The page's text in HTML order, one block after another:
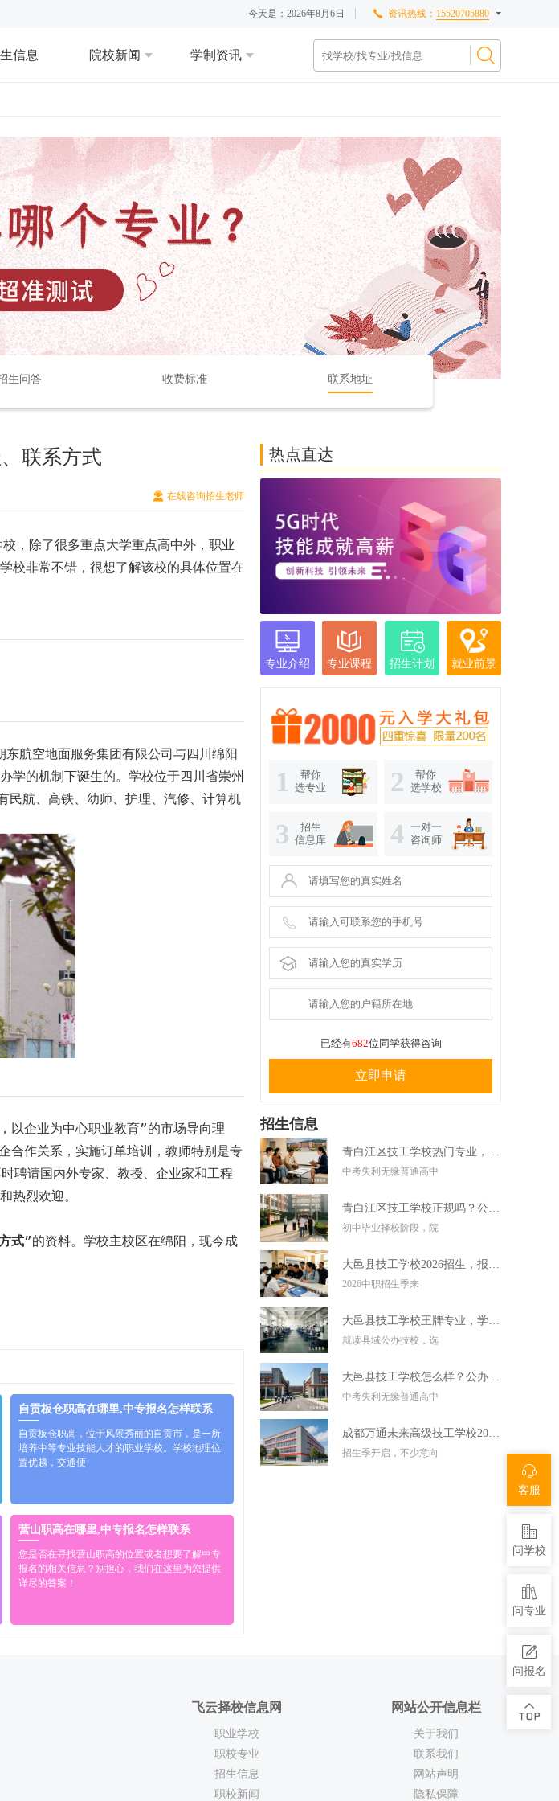
今天是： 2026年8月6日 资讯热线： 15520705880
信息 院校新闻 学制资讯
生问答 收费标准 联系地址
热点直达
专业介绍 专业课程 招生计划 就业前景
1
帮你
选专业
2
帮你
选学校
3
招生
信息库
4 一对一
咨询师
已经有682位同学获得咨询
立即申请
招生信息
中考失利无缘普通高中
初中毕业择校阶段，院
2026中职招生季来
就读县域公办技校，选
中考失利无缘普通高中
招生季开启，不少意向
联系方式
在线咨询招生老师
，除了很多重点大学重点高中外，职业
校非常不错，很想了解该校的具体位置在
航空地面服务集团有限公司与四川绵阳
学的机制下诞生的。学校位于四川省崇州
航、高铁、幼师、护理、汽修、计算机
以企业为中心职业教育”的市场导向理
合作关系，实施订单培训，教师特别是专
聘请国内外专家、教授、企业家和工程
热烈欢迎。
式”的资料。学校主校区在绵阳，现今成
自贡板仓职高在哪里,中专报名怎样联系
自贡板仓职高，位于风景秀丽的自贡市，是一所
培养中等专业技能人才的职业学校。学校地理位
置优越，交通便
营山职高在哪里,中专报名怎样联系
您是否在寻找营山职高的位置或者想要了解中专
报名的相关信息？别担心，我们在这里为您提供
详尽的答案！
飞云择校信息网
职业学校
职校专业
招生信息
职校新闻
网站公开信息栏
关于我们
联系我们
网站声明
隐私保障
客服
问学校
问专业
问报名